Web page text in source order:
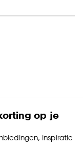
op je
inspiratie